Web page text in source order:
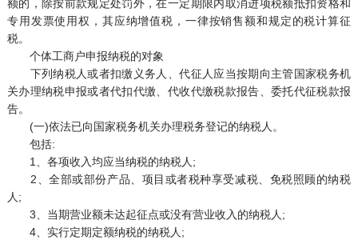
额的，除按前款规定处罚外，在一定期限内取消进项税额抵扣资格和
专用发票使用权，其应纳增值税，一律按销售额和规定的税计算征
税。
个体工商户申报纳税的对象
下列纳税人或者扣缴义务人、代征人应当按期向主管国家税务机
关办理纳税申报或者代扣代缴、代收代缴税款报告、委托代征税款报
告。
(一)依法已向国家税务机关办理税务登记的纳税人。
包括:
1、各项收入均应当纳税的纳税人;
2、全部或部份产品、项目或者税种享受减税、免税照顾的纳税
人;
3、当期营业额未达起征点或没有营业收入的纳税人;
4、实行定期定额纳税的纳税人;